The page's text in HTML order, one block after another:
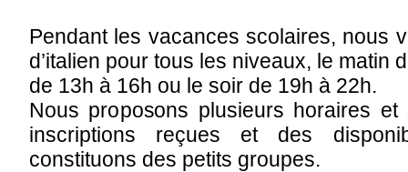
Pendant les vacances scolaires, nous
d’italien pour tous les niveaux, le matin
de 13h à 16h ou le soir de 19h à 22h.
Nous proposons plusieurs horaires
inscriptions reçues et des
constituons des petits groupes.